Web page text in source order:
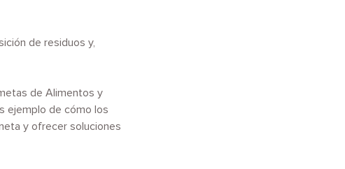
de residuos y,
de Alimentos y
ejemplo de cómo los
y ofrecer soluciones